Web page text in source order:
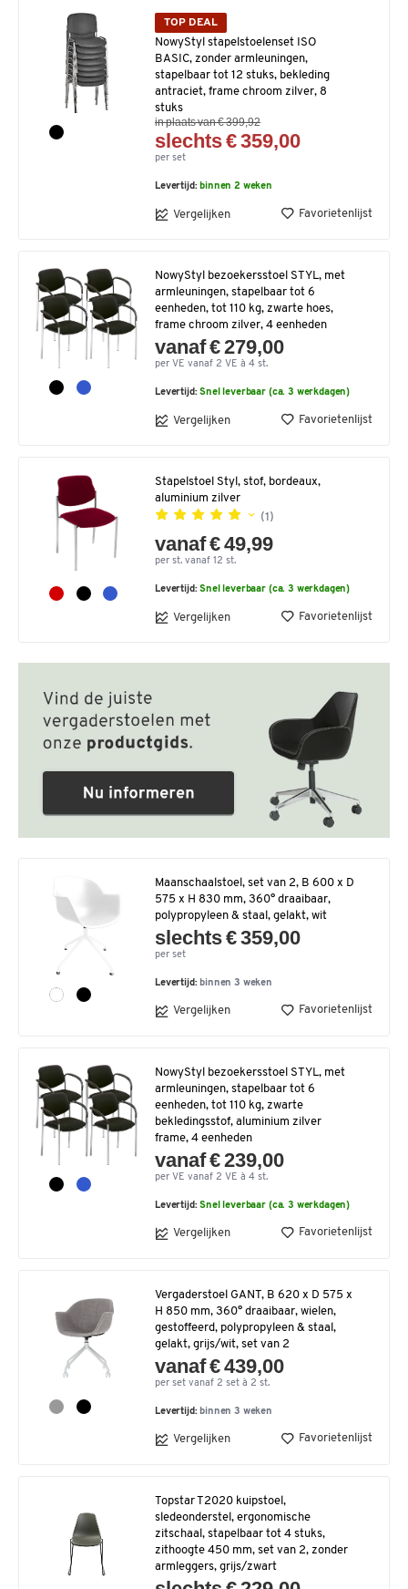
TOP DEAL
NowyStyl stapelstoelenset ISO
BASIC, zonder armleuningen,
stapelbaar tot 12 stuks, bekleding
antraciet, frame chroom zilver, 8
stuks
in plaats van € 399,92
slechts € 359,00
per set
Levertijd:binnen 2 weken
Vergelijken Favorietenlijst
NowyStyl bezoekersstoel STYL, met
armleuningen, stapelbaar tot 6
eenheden, tot 110 kg, zwarte hoes,
frame chroom zilver, 4 eenheden
vanaf € 279,00
per VE vanaf 2 VE à 4 st.
Levertijd:Snel leverbaar (ca. 3 werkdagen)
Vergelijken Favorietenlijst
Stapelstoel Styl, stof, bordeaux,
aluminium zilver
(1)
vanaf € 49,99
per st. vanaf 12 st.
Levertijd:Snel leverbaar (ca. 3 werkdagen)
Vergelijken Favorietenlijst
Maanschaalstoel, set van 2, B 600 x D
575 x H 830 mm, 360° draaibaar,
polypropyleen & staal, gelakt, wit
slechts € 359,00
per set
Levertijd: binnen 3 weken
Vergelijken Favorietenlijst
NowyStyl bezoekersstoel STYL, met
armleuningen, stapelbaar tot 6
eenheden, tot 110 kg, zwarte
bekledingsstof, aluminium zilver
frame, 4 eenheden
vanaf € 239,00
per VE vanaf 2 VE à 4 st.
Levertijd:Snel leverbaar (ca. 3 werkdagen)
Vergelijken Favorietenlijst
Vergaderstoel GANT, B 620 x D 575 x
H 850 mm, 360° draaibaar, wielen,
gestoffeerd, polypropyleen & staal,
gelakt, grijs/wit, set van 2
vanaf € 439,00
per set vanaf 2 set à 2 st.
Levertijd: binnen 3 weken
Vergelijken Favorietenlijst
Topstar T2020 kuipstoel,
sledeonderstel, ergonomische
zitschaal, stapelbaar tot 4 stuks,
zithoogte 450 mm, set van 2, zonder
armleggers, grijs/zwart